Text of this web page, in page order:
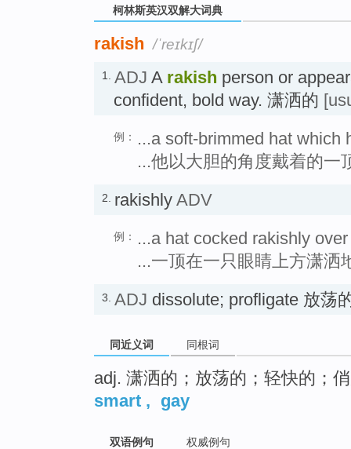
柯林斯英汉双解大词典
rakish /ˈreɪkɪʃ/
1. ADJ A rakish person or
confident, bold way. 潇洒的
例：
...a soft-brimmed hat which
...他以大胆的角度戴着的一
2. rakishly ADV
例：
...a hat cocked rakishly
...一顶在一只眼睛上方潇洒
3. ADJ dissolute; profligate 放荡
同近义词 同根词
adj. 潇洒的；放荡的；轻快的；
smart , gay
双语例句 权威例句